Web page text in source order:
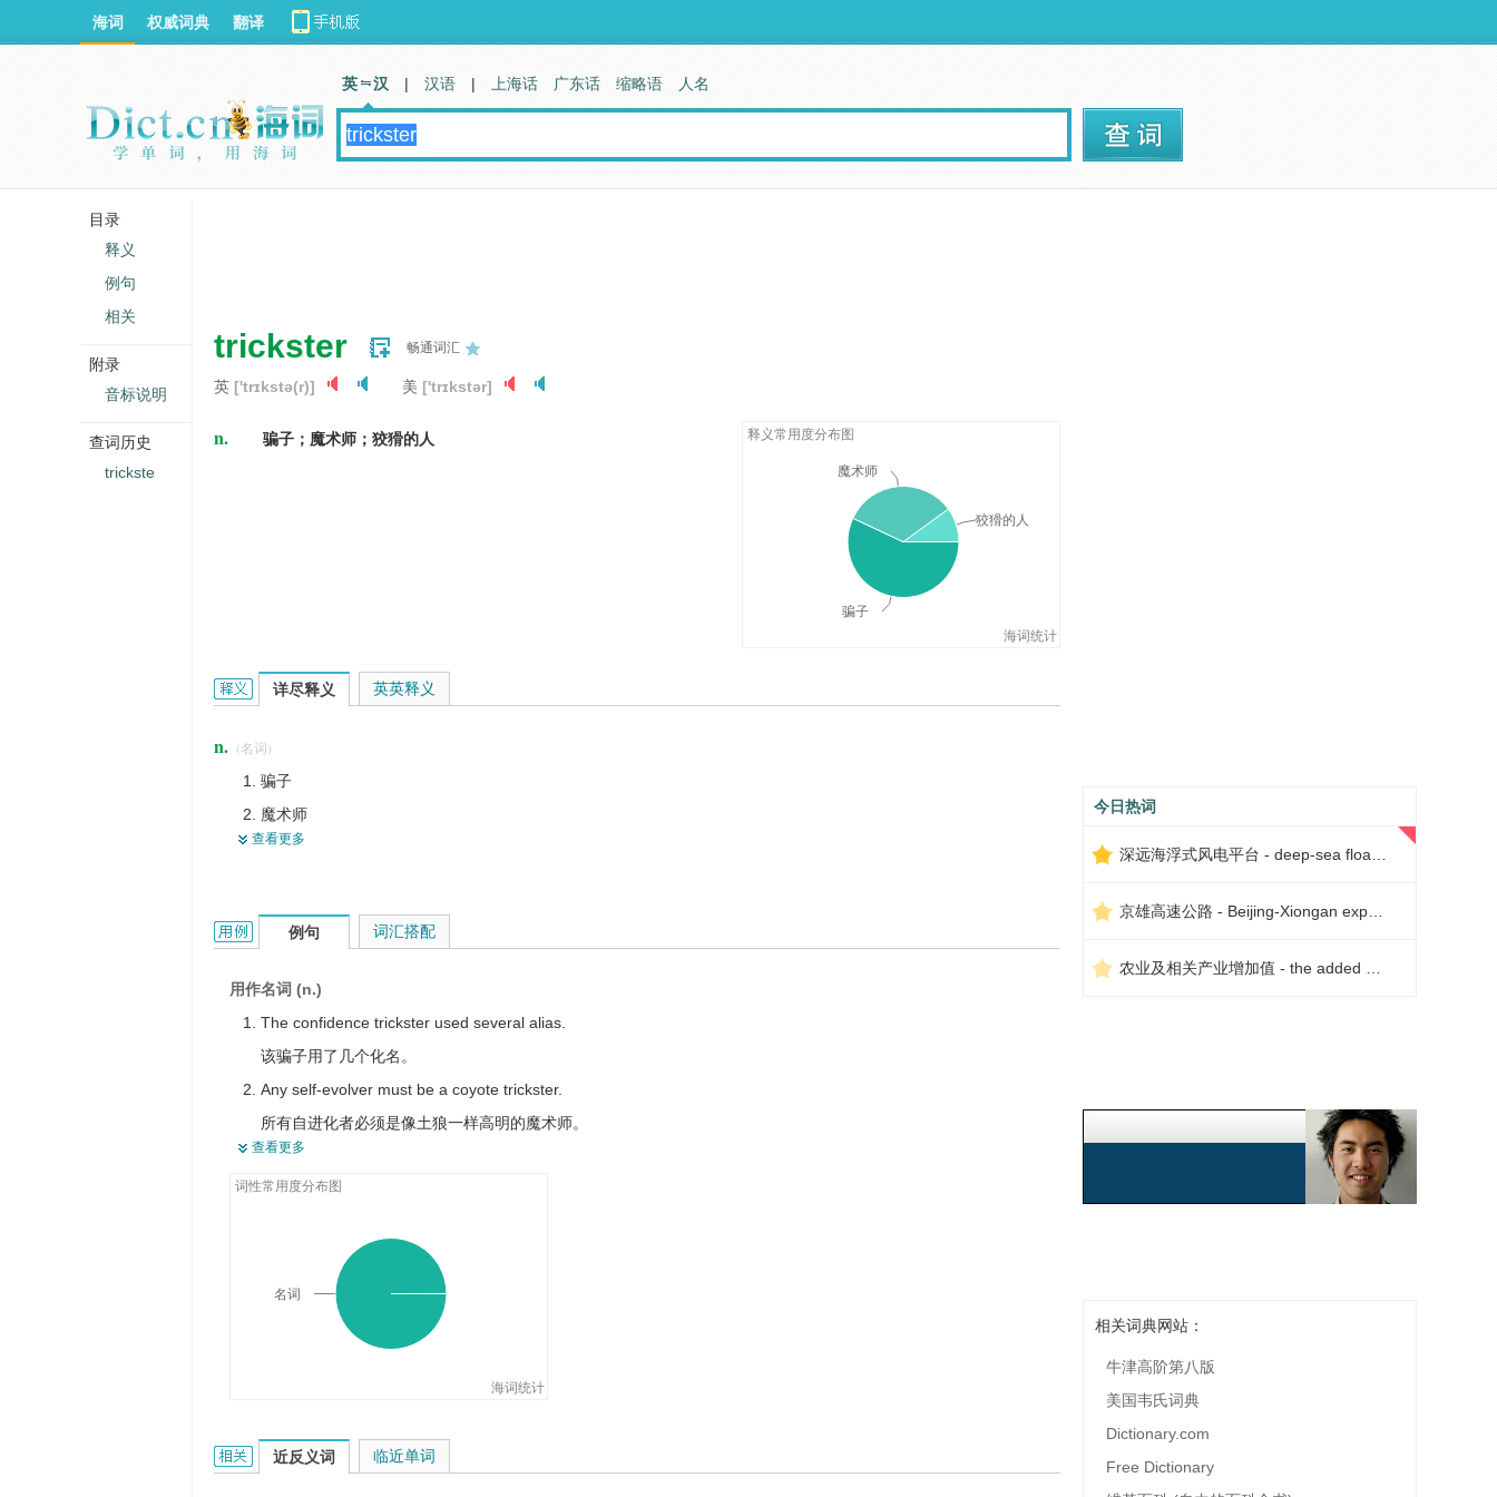
trickster 畅通词汇
英 ['trɪkstə(r)] 美 ['trɪkstər]
n. 骗子；魔术师；狡猾的人 释义常用度分布图
海词统计
骗子
魔术师
狡猾的人
trickster的英文翻译是什么意思，词典释义与在线翻译：
详尽释义
n. (名词)
骗子
魔术师
策略家
狡猾的人
拐子
无赖
阴谋家
查看更多
英英释义
trickster的用法和样例：
例句
用作名词 (n.)
The confidence trickster used several alias.
该骗子用了几个化名。
Any self-evolver must be a coyote trickster.
所有自进化者必须是像土狼一样高明的魔术师。
The trickster is never satisfied in remaking itself.
这位魔术师对自身的改造永远也不满意。
面具中的白脸是狡诈的人。
查看更多
词性常用度分布图
海词统计
名词
词汇搭配
trickster的相关资料：
近反义词 临近单词
今日热词
相关词典网站：
牛津高阶第八版
美国韦氏词典
Dictionary.com
Free Dictionary
海词 权威词典 翻译
英 汉 | 汉语 | 上海话 广东话 缩略语 人名
目录
释义
例句
相关
附录
音标说明
查词历史
trickste